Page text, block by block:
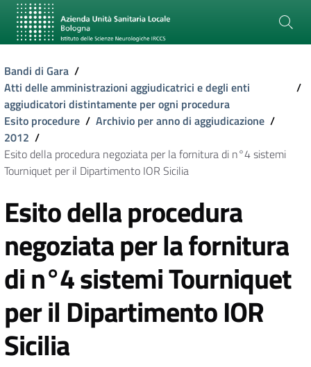
Bandi di Gara /
Atti delle amministrazioni aggiudicatrici e degli enti
aggiudicatori distintamente per ogni procedura
/
Esito procedure / Archivio per anno di aggiudicazione /
2012 /
Esito della procedura negoziata per la fornitura di n°4 sistemi
Tourniquet per il Dipartimento IOR Sicilia
Esito della procedura
negoziata per la fornitura
di n°4 sistemi Tourniquet
per il Dipartimento IOR
Sicilia